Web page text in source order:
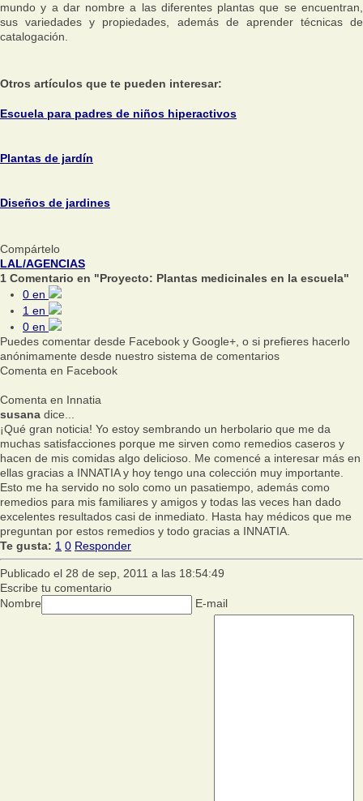
mundo y a dar nombre a las diferentes plantas que se encuentran,
sus variedades y propiedades, además de aprender técnicas de
catalogación.
Otros artículos que te pueden interesar:
Escuela para padres de niños hiperactivos
Plantas de jardín
Diseños de jardines
Compártelo
LAL/AGENCIAS
1 Comentario en "Proyecto: Plantas medicinales en la escuela"
0 en
1 en
0 en
Puedes comentar desde Facebook y Google+, o si prefieres hacerlo
anónimamente desde nuestro sistema de comentarios
Comenta en Facebook
Comenta en Innatia
susana dice...
¡Qué gran noticia! Yo estoy sembrando un herbolario que me da
muchas satisfacciones porque me sirven como remedios caseros y
hacen de mis comidas algo delicioso. Me comencé a interesar más en
ellas gracias a INNATIA y hoy tengo una colección muy importante.
Esto me ha servido no solo como un pasatiempo, además como
remedios para mis familiares y amigos y todas las veces han dado
excelentes resultados casi de inmediato. Hasta hay médicos que me
preguntan por estos remedios y todo gracias a INNATIA.
Te gusta: 1 0 Responder
Publicado el 28 de sep, 2011 a las 18:54:49
Escribe tu comentario
Nombre
E-mail